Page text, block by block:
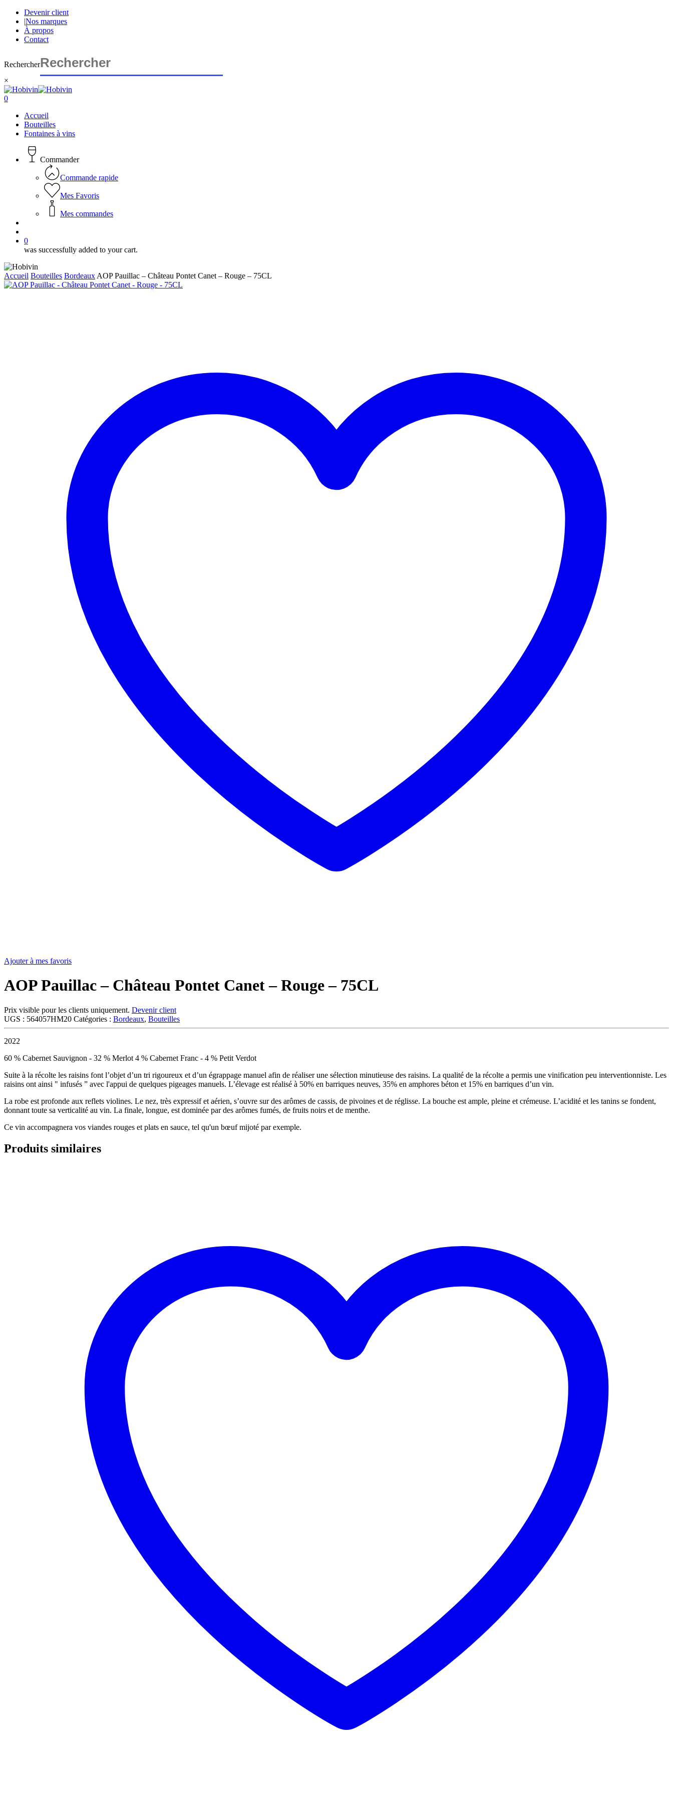
Skip
main
content
Devenir client
|Nos marques
À propos
Contact
Rechercher
×
Close
Search
search
account
0
Accueil
Bouteilles
Fontaines à vins
Commander
Commande rapide
Mes Favoris
Mes commandes
0
was successfully added to your cart.
Accueil Bouteilles Bordeaux AOP Pauillac – Château Pontet Canet – Rouge – 75CL
Ajouter à mes favoris
AOP Pauillac – Château Pontet Canet – Rouge – 75CL
Prix visible pour les clients uniquement. Devenir client
UGS : 564057HM20 Catégories : Bordeaux, Bouteilles
2022
60 % Cabernet Sauvignon - 32 % Merlot 4 % Cabernet Franc - 4 % Petit Verdot
Suite à la récolte les raisins font l’objet d’un tri rigoureux et d’un égrappage manuel afin de réaliser une sélection minutieuse des raisins. La qualité de la récolte a permis une vinification peu interventionniste. Les
raisins ont ainsi " infusés ” avec l'appui de quelques pigeages manuels. L’élevage est réalisé à 50% en barriques neuves, 35% en amphores béton et 15% en barriques d’un vin.
La robe est profonde aux reflets violines. Le nez, très expressif et aérien, s’ouvre sur des arômes de cassis, de pivoines et de réglisse. La bouche est ample, pleine et crémeuse. L’acidité et les tanins se fondent,
donnant toute sa verticalité au vin. La finale, longue, est dominée par des arômes fumés, de fruits noirs et de menthe.
Ce vin accompagnera vos viandes rouges et plats en sauce, tel qu'un bœuf mijoté par exemple.
Produits similaires